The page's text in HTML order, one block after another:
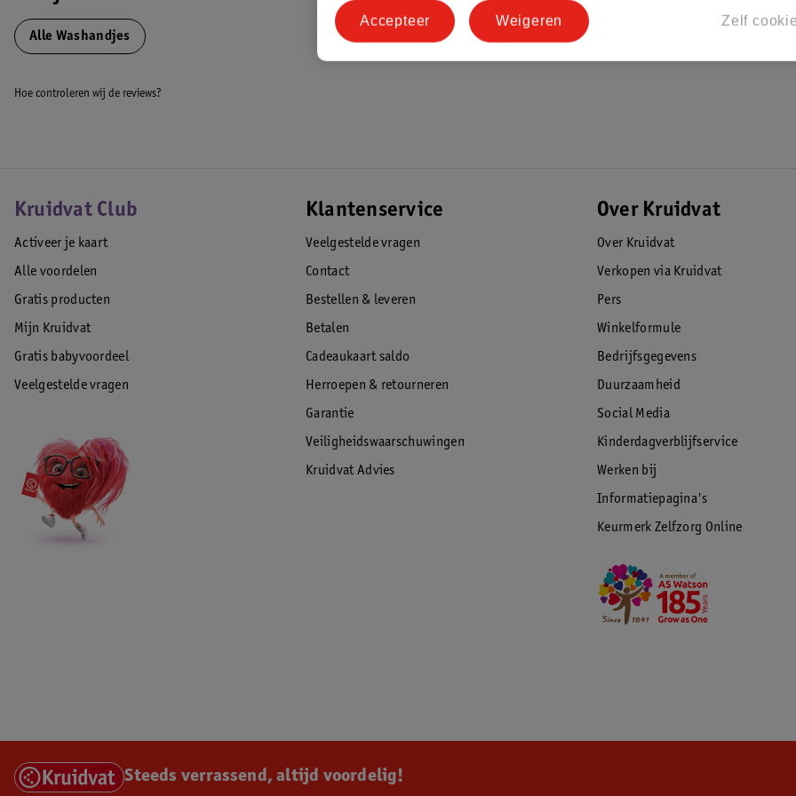
Alle Washandjes
Hoe controleren wij de reviews?
Kruidvat Club
Activeer je kaart
Alle voordelen
Gratis producten
Mijn Kruidvat
Gratis babyvoordeel
Veelgestelde vragen
Klantenservice
Veelgestelde vragen
Contact
Bestellen & leveren
Betalen
Cadeaukaart saldo
Herroepen & retourneren
Garantie
Veiligheidswaarschuwingen
Kruidvat Advies
Over Kruidvat
Over Kruidvat
Verkopen via Kruidvat
Pers
Winkelformule
Bedrijfsgegevens
Duurzaamheid
Social Media
Kinderdagverblijfservice
Werken bij
Informatiepagina's
Keurmerk Zelfzorg Online
Steeds verrassend, altijd voordelig!
Zelf
Weigeren
Accepteer